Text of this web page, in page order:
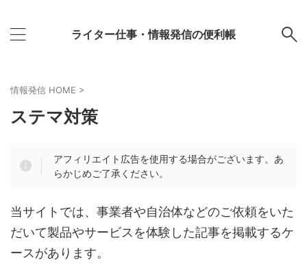
ライター仕事・情報発信の便利帳
情報発信 HOME >
ステマ対策
アフィリエイト広告を使用する場合がございます。あ
らかじめご了承ください。
当サイトでは、事業者や自治体などのご依頼をいた
だいて製品やサービスを体験した記事を掲載するケ
ースがあります。